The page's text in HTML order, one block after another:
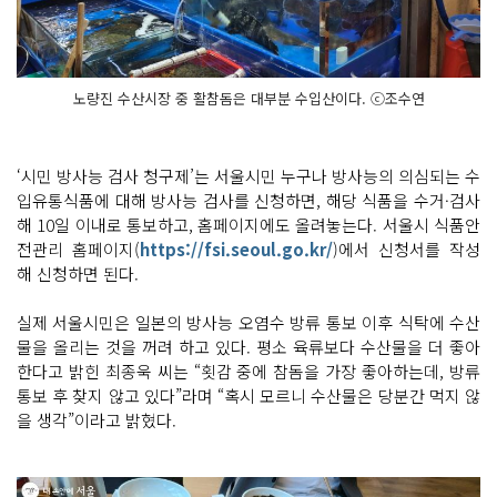
노량진 수산시장 중 활참돔은 대부분 수입산이다. ⓒ조수연
‘시민 방사능 검사 청구제’는 서울시민 누구나 방사능의 의심되는 수
입유통식품에 대해 방사능 검사를 신청하면, 해당 식품을 수거·검사
해 10일 이내로 통보하고, 홈페이지에도 올려놓는다. 서울시 식품안
전관리 홈페이지(https://fsi.seoul.go.kr/)에서 신청서를 작성
해 신청하면 된다.
실제 서울시민은 일본의 방사능 오염수 방류 통보 이후 식탁에 수산
물을 올리는 것을 꺼려 하고 있다. 평소 육류보다 수산물을 더 좋아
한다고 밝힌 최종욱 씨는 “횟감 중에 참돔을 가장 좋아하는데, 방류
통보 후 찾지 않고 있다”라며 “혹시 모르니 수산물은 당분간 먹지 않
을 생각”이라고 밝혔다.